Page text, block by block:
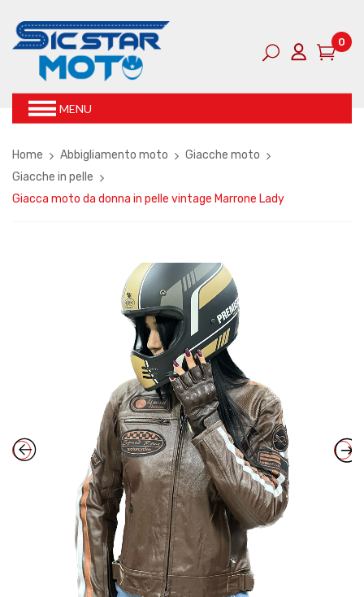
0
MENU
Home Abbigliamento moto
Giacche moto
Giacche in pelle
Giacca moto da donna in pelle vintage Marrone Lady